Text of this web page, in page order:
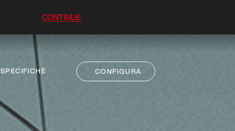
CONTINUE
SPECIFICHE CONFIGURA